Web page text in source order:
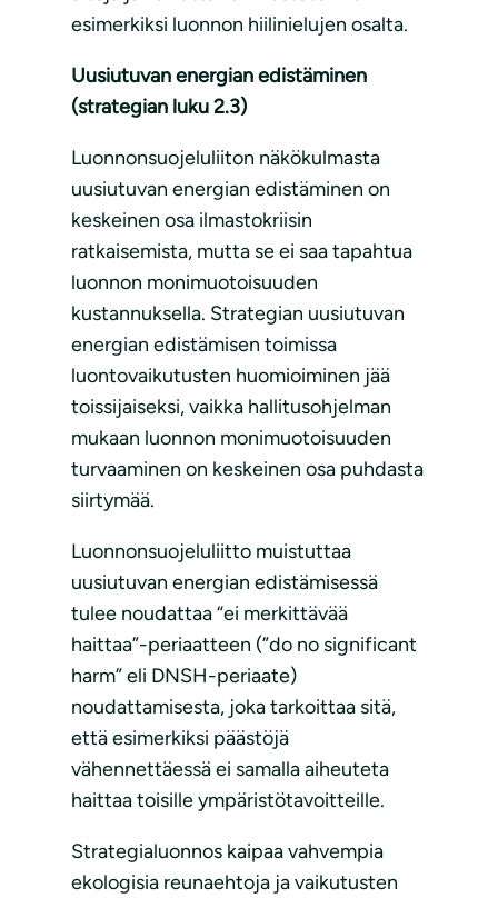
esimerkiksi luonnon hiilinielujen osalta.
Uusiutuvan energian edistäminen
(strategian luku 2.3)
Luonnonsuojeluliiton näkökulmasta
uusiutuvan energian edistäminen on
keskeinen osa ilmastokriisin
ratkaisemista, mutta se ei saa tapahtua
luonnon monimuotoisuuden
kustannuksella. Strategian uusiutuvan
energian edistämisen toimissa
luontovaikutusten huomioiminen jää
toissijaiseksi, vaikka hallitusohjelman
mukaan luonnon monimuotoisuuden
turvaaminen on keskeinen osa puhdasta
siirtymää.
Luonnonsuojeluliitto muistuttaa
uusiutuvan energian edistämisessä
tulee noudattaa “ei merkittävää
haittaa”-periaatteen (”do no significant
harm” eli DNSH-periaate)
noudattamisesta, joka tarkoittaa sitä,
että esimerkiksi päästöjä
vähennettäessä ei samalla aiheuteta
haittaa toisille ympäristötavoitteille.
Strategialuonnos kaipaa vahvempia
ekologisia reunaehtoja ja vaikutusten